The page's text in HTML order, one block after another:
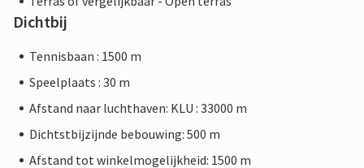
Dichtbij
Tennisbaan : 1500 m
Speelplaats : 30 m
Afstand naar luchthaven: KLU : 33000 m
Dichtstbijzijnde bebouwing: 500 m
Afstand tot winkelmogelijkheid: 1500 m